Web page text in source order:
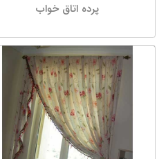
پرده اتاق خواب